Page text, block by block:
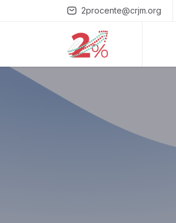
2procente@crjm.org